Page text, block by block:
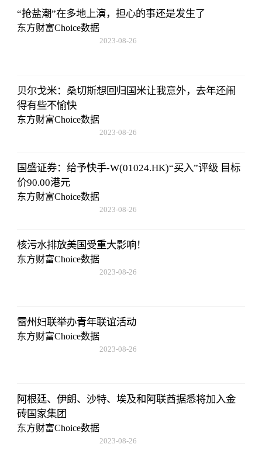
“抢盐潮”在多地上演，担心的事还是发生了
东方财富Choice数据
2023-08-26
贝尔戈米：桑切斯想回归国米让我意外，去年还闹
得有些不愉快
东方财富Choice数据
2023-08-26
国盛证券：给予快手-W(01024.HK)“买入”评级 目标
价90.00港元
东方财富Choice数据
2023-08-26
核污水排放美国受重大影响！
东方财富Choice数据
2023-08-26
雷州妇联举办青年联谊活动
东方财富Choice数据
2023-08-26
阿根廷、伊朗、沙特、埃及和阿联酋据悉将加入金
砖国家集团
东方财富Choice数据
2023-08-26